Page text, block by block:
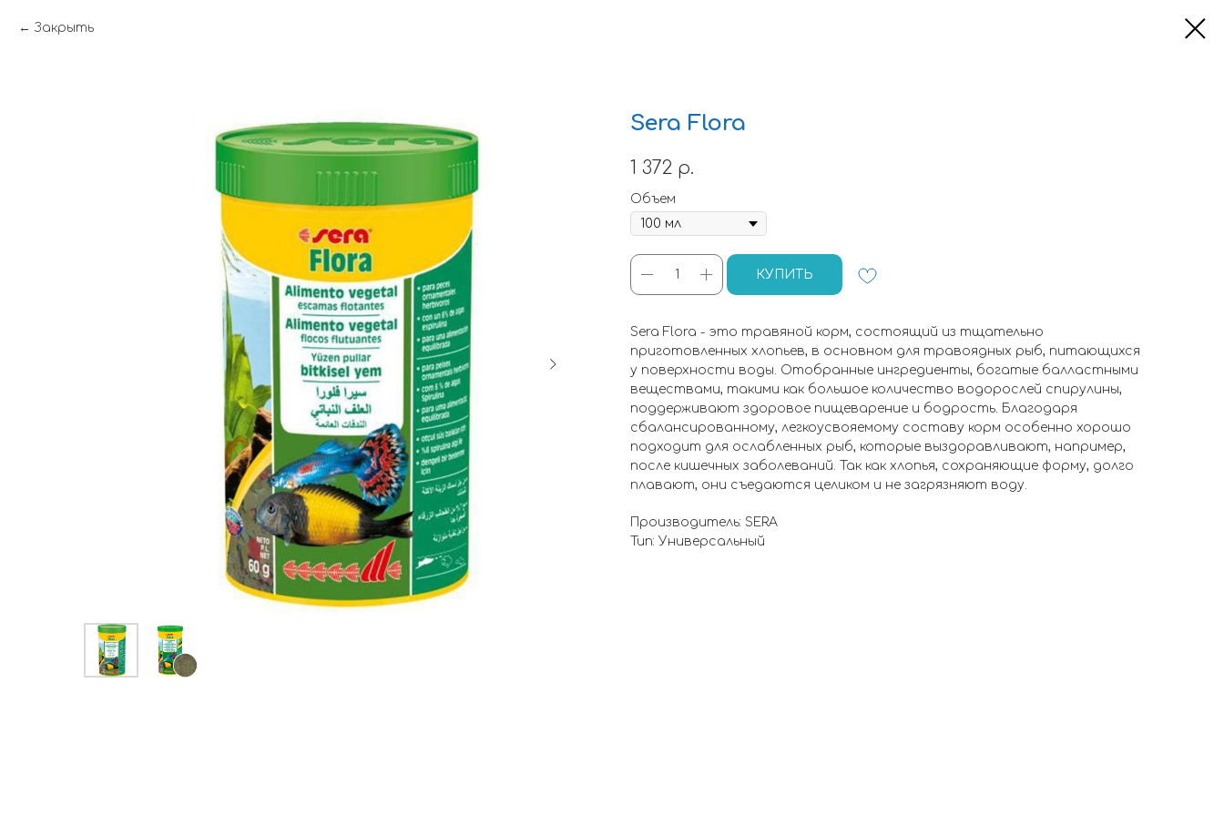
Закрыть
Sera Flora
1 372 р.
Объем
КУПИТЬ
Sera Flora - это травяной корм, состоящий из тщательно
приготовленных хлопьев, в основном для травоядных рыб, питающихся
у поверхности воды. Отобранные ингредиенты, богатые балластными
веществами, такими как большое количество водорослей спирулины,
поддерживают здоровое пищеварение и бодрость. Благодаря
сбалансированному, легкоусвояемому составу корм особенно хорошо
подходит для ослабленных рыб, которые выздоравливают, например,
после кишечных заболеваний. Так как хлопья, сохраняющие форму, долго
плавают, они съедаются целиком и не загрязняют воду.
Производитель: SERA
Тип: Универсальный